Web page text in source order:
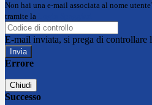
Non hai una e-mail associata al nome
tramite la
E-mail inviata, si prega di controllare
Errore
Chiudi
Successo